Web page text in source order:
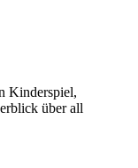
Kinderspiel,
über all